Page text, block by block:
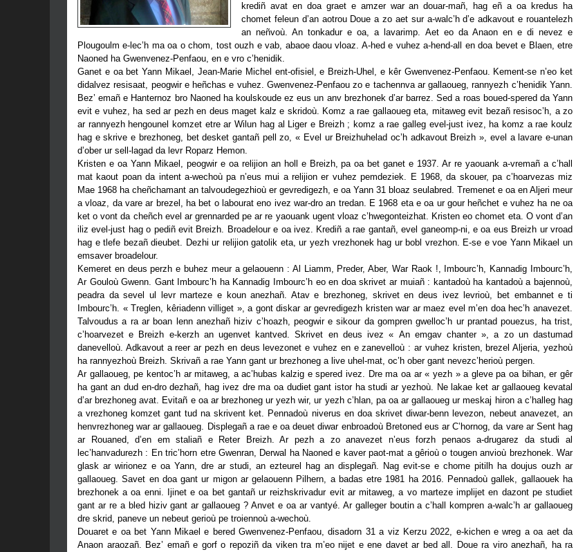
krediñ avat en doa graet e amzer war an douar-mañ, hag eñ a oa kredus ha
chomet feleun d’an aotrou Doue a zo aet sur a-walc’h d’e adkavout e rouantelezh
an neñvoù. An tonkadur e oa, a lavarimp. Aet eo da Anaon en e di nevez e
Plougoulm e-lec’h ma oa o chom, tost ouzh e vab, abaoe daou vloaz. A-hed e vuhez a-hend-all en doa bevet e Blaen, etre
Naoned ha Gwenvenez-Penfaou, en e vro c’henidik.
Ganet e oa bet Yann Mikael, Jean-Marie Michel ent-ofisiel, e Breizh-Uhel, e kêr Gwenvenez-Penfaou. Kement-se n’eo ket
didalvez resisaat, peogwir e heñchas e vuhez. Gwenvenez-Penfaou zo e tachennva ar gallaoueg, rannyezh c’henidik Yann.
Bez’ emañ e Hanternoz bro Naoned ha koulskoude ez eus un anv brezhonek d’ar barrez. Sed a roas boued-spered da Yann
evit e vuhez, ha sed ar pezh en deus maget kalz e skridoù. Komz a rae gallaoueg eta, mitaweg evit bezañ resisoc’h, a zo
ar rannyezh hengounel komzet etre ar Wilun hag al Liger e Breizh ; komz a rae galleg evel-just ivez, ha komz a rae koulz
hag e skrive e brezhoneg, bet desket gantañ pell zo, « Evel ur Breizhuhelad oc’h adkavout Breizh », evel a lavare e-unan
d’ober ur sell-lagad da levr Roparz Hemon.
Kristen e oa Yann Mikael, peogwir e oa relijion an holl e Breizh, pa oa bet ganet e 1937. Ar re yaouank a-vremañ a c’hall
mat kaout poan da intent a-wechoù pa n’eus mui a relijion er vuhez pemdeziek. E 1968, da skouer, pa c’hoarvezas miz
Mae 1968 ha cheñchamant an talvoudegezhioù er gevredigezh, e oa Yann 31 bloaz seulabred. Tremenet e oa en Aljeri meur
a vloaz, da vare ar brezel, ha bet o labourat eno ivez war-dro an tredan. E 1968 eta e oa ur gour heñchet e vuhez ha ne oa
ket o vont da cheñch evel ar grennarded pe ar re yaouank ugent vloaz c’hwegonteizhat. Kristen eo chomet eta. O vont d’an
iliz evel-just hag o pediñ evit Breizh. Broadelour e oa ivez. Krediñ a rae gantañ, evel ganeomp-ni, e oa eus Breizh ur vroad
hag e tlefe bezañ dieubet. Dezhi ur relijion gatolik eta, ur yezh vrezhonek hag ur bobl vrezhon. E-se e voe Yann Mikael un
emsaver broadelour.
Kemeret en deus perzh e buhez meur a gelaouenn : Al Liamm, Preder, Aber, War Raok !, Imbourc’h, Kannadig Imbourc’h,
Ar Gouloù Gwenn. Gant Imbourc’h ha Kannadig Imbourc’h eo en doa skrivet ar muiañ : kantadoù ha kantadoù a bajennoù,
peadra da sevel ul levr marteze e koun anezhañ. Atav e brezhoneg, skrivet en deus ivez levrioù, bet embannet e ti
Imbourc’h. « Treglen, kêriadenn villiget », a gont diskar ar gevredigezh kristen war ar maez evel m’en doa hec’h anavezet.
Talvoudus a ra ar boan lenn anezhañ hiziv c’hoazh, peogwir e sikour da gompren gwelloc’h ur prantad pouezus, ha trist,
c’hoarvezet e Breizh e-kerzh an ugenvet kantved. Skrivet en deus ivez « An emgav chanter », a zo un dastumad
danevelloù. Adkavout a reer ar pezh en deus levezonet e vuhez en e zanevelloù : ar vuhez kristen, brezel Aljeria, yezhoù
ha rannyezhoù Breizh. Skrivañ a rae Yann gant ur brezhoneg a live uhel-mat, oc’h ober gant nevezc’herioù pergen.
Ar gallaoueg, pe kentoc’h ar mitaweg, a ac’hubas kalzig e spered ivez. Dre ma oa ar « yezh » a gleve pa oa bihan, er gêr
ha gant an dud en-dro dezhañ, hag ivez dre ma oa dudiet gant istor ha studi ar yezhoù. Ne lakae ket ar gallaoueg kevatal
d’ar brezhoneg avat. Evitañ e oa ar brezhoneg ur yezh wir, ur yezh c’hlan, pa oa ar gallaoueg ur meskaj hiron a c’halleg hag
a vrezhoneg komzet gant tud na skrivent ket. Pennadoù niverus en doa skrivet diwar-benn levezon, nebeut anavezet, an
henvrezhoneg war ar gallaoueg. Displegañ a rae e oa deuet diwar enbroadoù Bretoned eus ar C’hornog, da vare ar Sent hag
ar Rouaned, d’en em staliañ e Reter Breizh. Ar pezh a zo anavezet n’eus forzh penaos a-drugarez da studi al
lec’hanvadurezh : En tric’horn etre Gwenran, Derwal ha Naoned e kaver paot-mat a gêrioù o tougen anvioù brezhonek. War
glask ar wirionez e oa Yann, dre ar studi, an ezteurel hag an displegañ. Nag evit-se e chome pitilh ha doujus ouzh ar
gallaoueg. Savet en doa gant ur migon ar gelaouenn Pilhern, a badas etre 1981 ha 2016. Pennadoù gallek, gallaouek ha
brezhonek a oa enni. Ijinet e oa bet gantañ ur reizhskrivadur evit ar mitaweg, a vo marteze implijet en dazont pe studiet
gant ar re a bled hiziv gant ar gallaoueg ? Anvet e oa ar vantyé. Ar galleger boutin a c’hall kompren a-walc’h ar gallaoueg
dre skrid, paneve un nebeut gerioù pe troiennoù a-wechoù.
Douaret e oa bet Yann Mikael e bered Gwenvenez-Penfaou, disadorn 31 a viz Kerzu 2022, e-kichen e wreg a oa aet da
Anaon araozañ. Bez’ emañ e gorf o repoziñ da viken tra m’eo nijet e ene davet ar bed all. Doue ra viro anezhañ, ha ra